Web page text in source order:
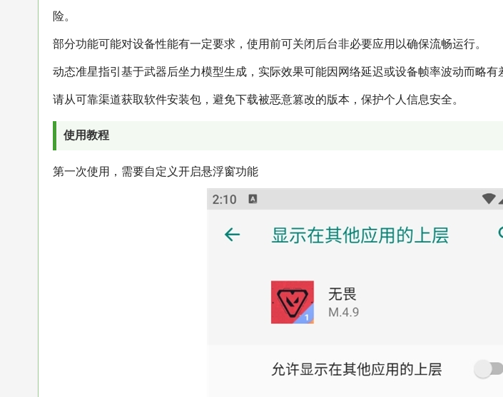
险。
部分功能可能对设备性能有一定要求，使用前可关闭后台非必要应用以确保流畅运行。
动态准星指引基于武器后坐力模型生成，实际效果可能因网络延迟或设备帧率波动而略有
请从可靠渠道获取软件安装包，避免下载被恶意篡改的版本，保护个人信息安全。
使用教程
第一次使用，需要自定义开启悬浮窗功能